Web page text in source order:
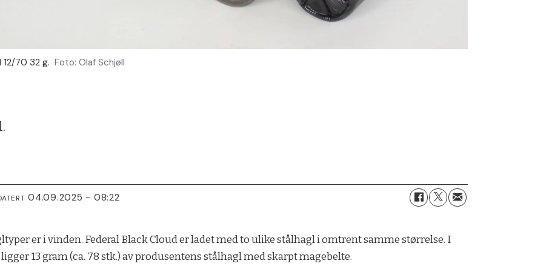
12/70 32 g. Foto: Olaf Schjøll
04.09.2025 - 08:22
er i vinden. Federal Black Cloud er ladet med to ulike stålhagl i omtrent samme størrelse. I
13 gram (ca. 78 stk.) av produsentens stålhagl med skarpt magebelte.